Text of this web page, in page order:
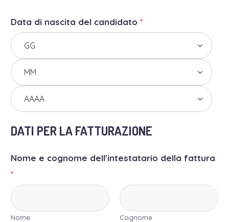
Data di nascita del candidato *
DATI PER LA FATTURAZIONE
Nome e cognome dell'intestatario della fattura
*
Nome Cognome